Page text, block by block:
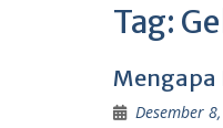
Tag:
Mengapa
Desember